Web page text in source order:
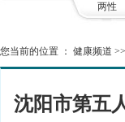
两性
您当前的位置 ： 健康频道 >>
沈阳市第五